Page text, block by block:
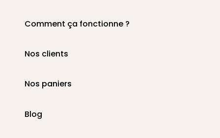
Comment ça fonctionne ?
Nos clients
Nos paniers
Blog